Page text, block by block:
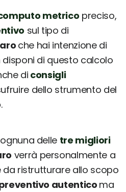
metrico preciso,
sul tipo di
che hai intenzione di
di questo calcolo
di consigli
dello strumento del
.
delle tre migliori
verrà personalmente a
da ristrutturare allo scopo
autentico ma